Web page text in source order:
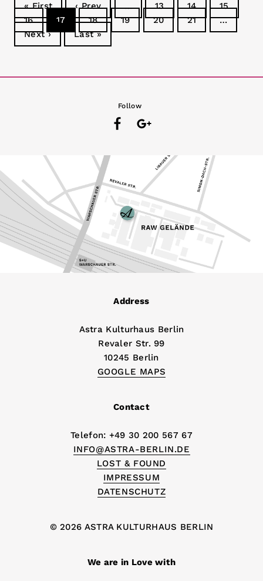
« First ‹ Prev … 13 14
15
16
17 18 19 20 21
…
Next ›
Last »
Follow
Address
Astra Kulturhaus Berlin
Revaler Str. 99
10245 Berlin
GOOGLE MAPS
Contact
Telefon: +49 30 200 567 67
INFO@ASTRA-BERLIN.DE
LOST & FOUND
IMPRESSUM
DATENSCHUTZ
© 2026 ASTRA KULTURHAUS BERLIN
We are in Love with